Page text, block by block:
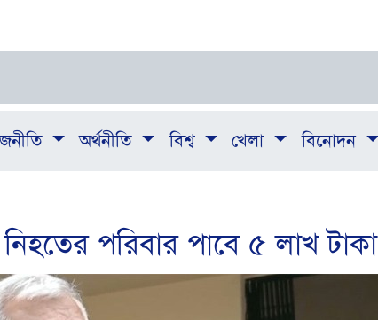
অর্থনীতি বিশ্ব খেলা বিনোদন
নিহতের পরিবার পাবে ৫ লাখ টাকা